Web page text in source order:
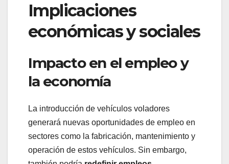
Implicaciones
económicas y sociales
Impacto en el empleo y
la economía
La introducción de vehículos voladores
generará nuevas oportunidades de empleo en
sectores como la fabricación, mantenimiento y
operación de estos vehículos. Sin embargo,